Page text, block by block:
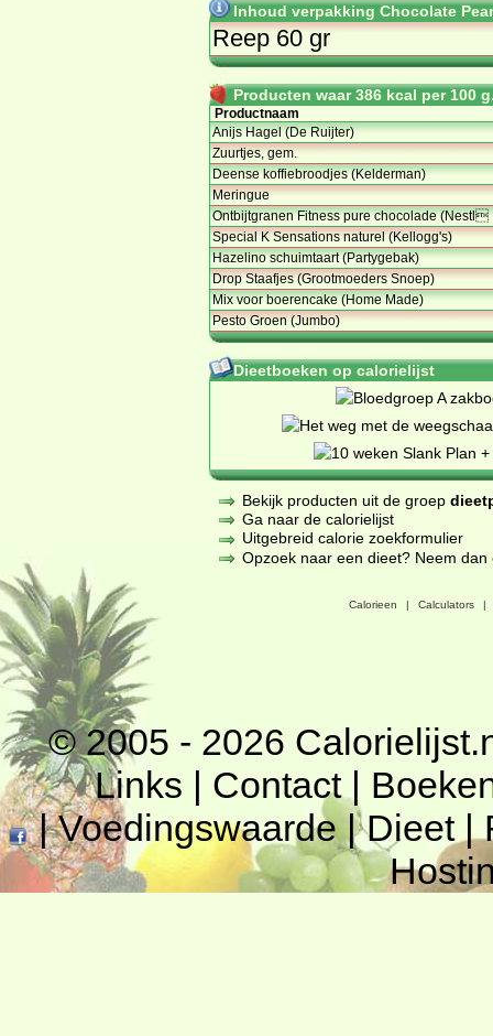
Inhoud verpakking Chocolate
Reep 60 gr
Producten waar 386 kcal per 100
Productnaam
Anijs Hagel (De Ruijter)
Zuurtjes, gem.
Deense koffiebroodjes (Kelderman)
Meringue
Ontbijtgranen Fitness pure chocolade (Nestl
Special K Sensations naturel (Kellogg's)
Hazelino schuimtaart (Partygebak)
Drop Staafjes (Grootmoeders Snoep)
Mix voor boerencake (Home Made)
Pesto Groen (Jumbo)
Dieetboeken op calorielijst
Bekijk producten uit de groep
Ga naar de calorielijst
Uitgebreid calorie zoekformulier
Opzoek naar een dieet? Neem
Calorieen | Calculators |
© 2005 - 2026
Links | Contact|
|Voedingswaarde|Dieet|